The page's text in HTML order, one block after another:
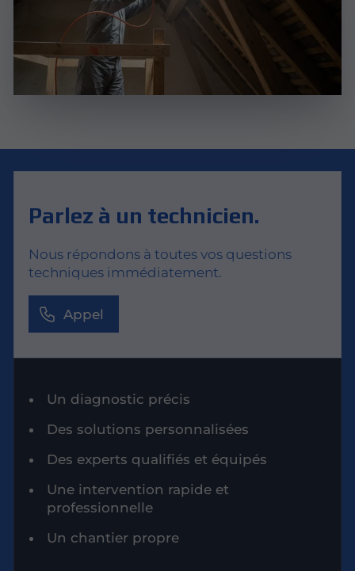
Parlez à un technicien.
Nous répondons à toutes vos questions
techniques immédiatement.
Appel
Un diagnostic précis
Des solutions personnalisées
Des experts qualifiés et équipés
Une intervention rapide et
professionnelle
Un chantier propre